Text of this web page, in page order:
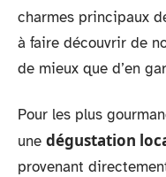
charmes principaux
à faire découvrir de
de mieux que d’en
Pour les plus
une dégustation
provenant